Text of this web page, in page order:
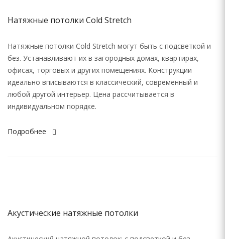
Натяжные потолки Cold Stretch
Натяжные потолки Cold Stretch могут быть с подсветкой и
без. Устанавливают их в загородных домах, квартирах,
офисах, торговых и других помещениях. Конструкции
идеально вписываются в классический, современный и
любой другой интерьер. Цена рассчитывается в
индивидуальном порядке.
Подробнее
Акустические натяжные потолки